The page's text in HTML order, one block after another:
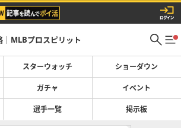
｜MLBプロスピリット
スターウォッチ ショーダウン
ガチャ イベント
選手一覧 掲示板